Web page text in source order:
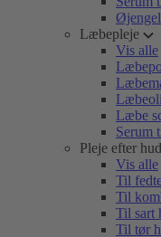
Øjengel
Læbepleje
Vis alle
Læbe
Serum
Pleje efter
Vis alle
Til
Til
Til sart
Til tør